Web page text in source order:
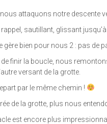
attaquons notre descente
sautillant, glissant
gère bien pour nous 2 : pas de
finir la boucle, nous
versant de la grotte.
par le même chemin !
de la grotte, plus nous
est encore plus